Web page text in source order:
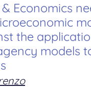
Economics
the
models